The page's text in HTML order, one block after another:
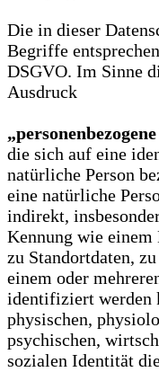
Die in dieser
Begriffe
DSGVO. Im Sinne
Ausdruck
die sich auf eine
natürliche Person
eine natürliche
indirekt,
Kennung wie einem
zu Standortdaten,
einem oder
identifiziert werden
physischen,
psychischen,
sozialen Identität